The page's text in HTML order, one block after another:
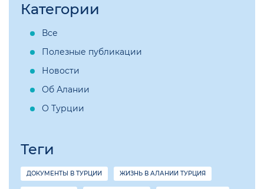
Категории
Все
Полезные публикации
Новости
Об Алании
О Турции
Теги
ДОКУМЕНТЫ В ТУРЦИИ ЖИЗНЬ В АЛАНИИ ТУРЦИЯ